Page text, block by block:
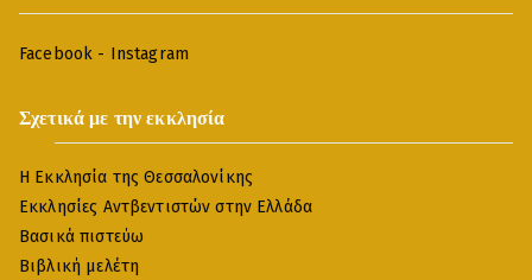
Facebook - Instagram
Σχετικά με την εκκλησία
Η Εκκλησία της Θεσσαλονίκης
Εκκλησίες Αντβεντιστών στην Ελλάδα
Βασικά πιστεύω
Βιβλική μελέτη